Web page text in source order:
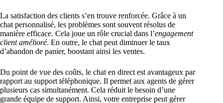
La satisfaction des clients s’en trouve renforcée. Grâce à un
chat personnalisé, les problèmes sont souvent résolus de
manière efficace. Cela joue un rôle crucial dans l’engagement
client amélioré. En outre, le chat peut diminuer le taux
d’abandon de panier, boostant ainsi les ventes.
Du point de vue des coûts, le chat en direct est avantageux par
rapport au support téléphonique. Il permet aux agents de gérer
plusieurs cas simultanément. Cela réduit le besoin d’une
grande équipe de support. Ainsi, votre entreprise peut gérer